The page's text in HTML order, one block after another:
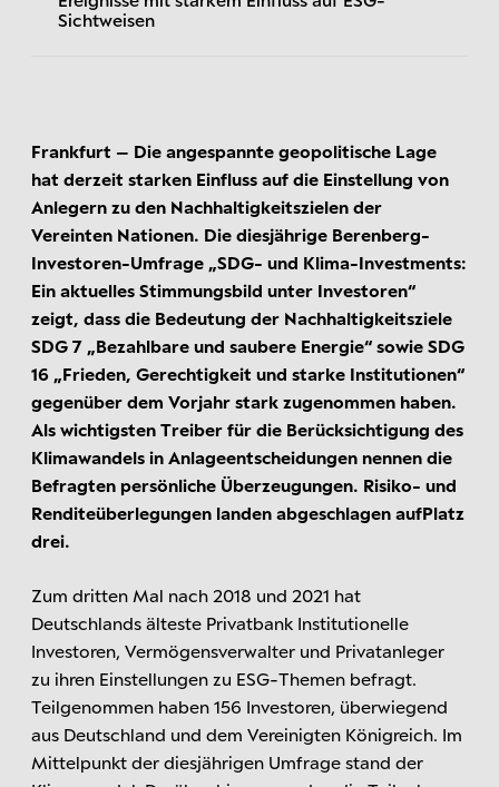
Sichtweisen
Frankfurt – Die angespannte geopolitische Lage
hat derzeit starken Einfluss auf die Einstellung von
Anlegern zu den Nachhaltigkeitszielen der
Vereinten Nationen. Die diesjährige Berenberg-
Investoren-Umfrage „SDG- und Klima-Investments:
Ein aktuelles Stimmungsbild unter Investoren“
zeigt, dass die Bedeutung der Nachhaltigkeitsziele
SDG 7 „Bezahlbare und saubere Energie“ sowie SDG
16 „Frieden, Gerechtigkeit und starke Institutionen“
gegenüber dem Vorjahr stark zugenommen haben.
Als wichtigsten Treiber für die Berücksichtigung des
Klimawandels in Anlageentscheidungen nennen die
Befragten persönliche Überzeugungen. Risiko- und
Renditeüberlegungen landen abgeschlagen aufPlatz
drei.
Zum dritten Mal nach 2018 und 2021 hat
Deutschlands älteste Privatbank Institutionelle
Investoren, Vermögensverwalter und Privatanleger
zu ihren Einstellungen zu ESG-Themen befragt.
Teilgenommen haben 156 Investoren, überwiegend
aus Deutschland und dem Vereinigten Königreich. Im
Mittelpunkt der diesjährigen Umfrage stand der